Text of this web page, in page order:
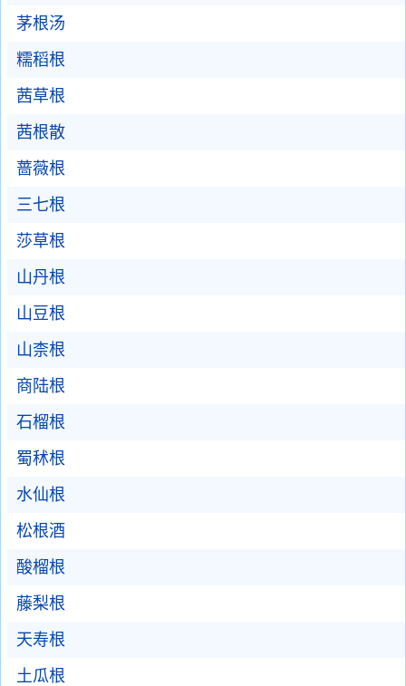
茅根汤
糯稻根
茜草根
茜根散
蔷薇根
三七根
莎草根
山丹根
山豆根
山柰根
商陆根
石榴根
蜀秫根
水仙根
松根酒
酸榴根
藤梨根
天寿根
土瓜根